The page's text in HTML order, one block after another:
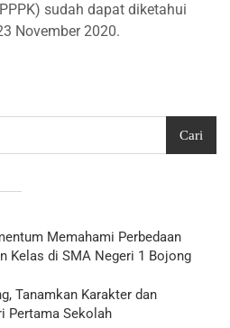
PPPK
2021
sudah dapat diketahui
November 2020.
Cari
Memahami Perbedaan
Kelas di SMA Negeri 1 Bojong
Tanamkan Karakter dan
Pertama Sekolah